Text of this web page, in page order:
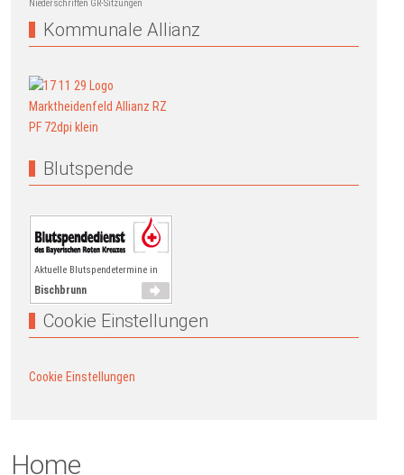
Niederschriften GR-Sitzungen
Kommunale Allianz
Blutspende
Aktuelle Blutspendetermine in
Bischbrunn
Cookie Einstellungen
Cookie Einstellungen
Home